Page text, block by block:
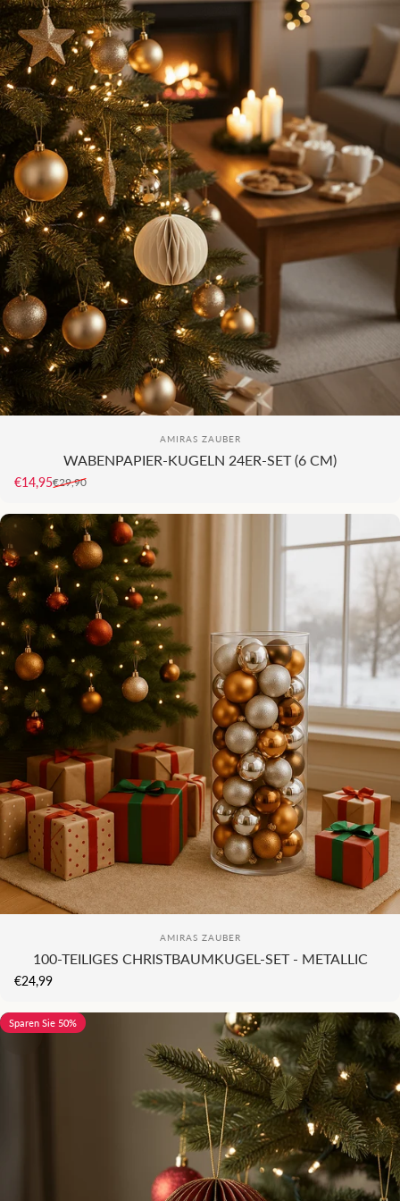
Anbieter:
AMIRAS ZAUBER
WABENPAPIER-KUGELN 24ER-SET (6 CM)
Verkaufspreis
€14,95
Normaler Preis
€29,90
Anbieter:
AMIRAS ZAUBER
100-TEILIGES CHRISTBAUMKUGEL-SET - METALLIC
€24,99
Sparen Sie 50%